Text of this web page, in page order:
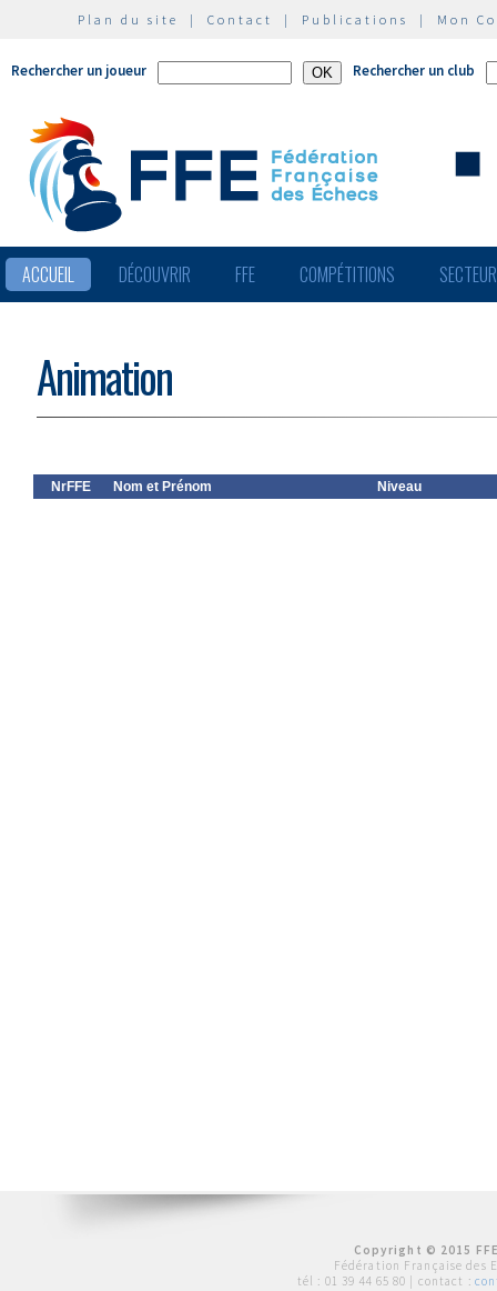
Plan du site | Contact | Publications | Mon
Rechercher un joueur Rechercher un club
ACCUEIL DÉCOUVRIR FFE COMPÉTITIONS
Animation
NrFFE Nom et Prénom Niveau
Copyright © 2015
Fédération Française des
tél : 01 39 44 65 80 | contact :